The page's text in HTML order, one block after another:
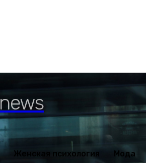
news
Женская психология Мода